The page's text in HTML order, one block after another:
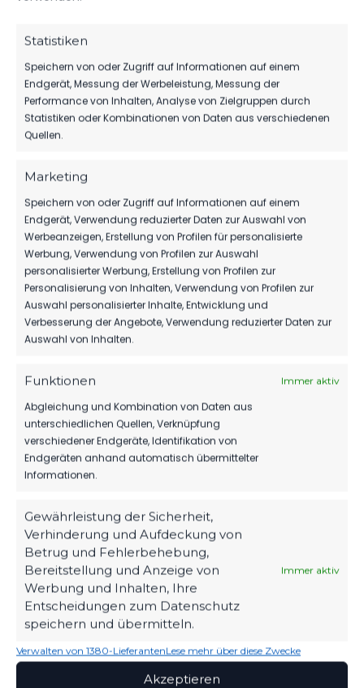
Statistiken
Speichern von oder Zugriff auf Informationen auf einem
Endgerät, Messung der Werbeleistung, Messung der
Performance von Inhalten, Analyse von Zielgruppen durch
Statistiken oder Kombinationen von Daten aus verschiedenen
Quellen.
Marketing
Speichern von oder Zugriff auf Informationen auf einem
Endgerät, Verwendung reduzierter Daten zur Auswahl von
Werbeanzeigen, Erstellung von Profilen für personalisierte
Werbung, Verwendung von Profilen zur Auswahl
personalisierter Werbung, Erstellung von Profilen zur
Personalisierung von Inhalten, Verwendung von Profilen zur
Auswahl personalisierter Inhalte, Entwicklung und
Verbesserung der Angebote, Verwendung reduzierter Daten zur
Auswahl von Inhalten.
Funktionen Immer aktiv
Abgleichung und Kombination von Daten aus
unterschiedlichen Quellen, Verknüpfung
verschiedener Endgeräte, Identifikation von
Endgeräten anhand automatisch übermittelter
Informationen.
Gewährleistung der Sicherheit,
Verhinderung und Aufdeckung von
Betrug und Fehlerbehebung,
Bereitstellung und Anzeige von
Werbung und Inhalten, Ihre
Entscheidungen zum Datenschutz
speichern und übermitteln.
Immer aktiv
Verwalten von 1380-LieferantenLese mehr über diese Zwecke
Akzeptieren
SA.., 25.
MAI 2024
11:00
FSV 63
Luckenwalde
A-Jugend
SO.., 19.
NOV.
2023
14:00
Uhr
RSV
Eintracht
1949
Teltow
vs. FSV 63
Luckenwalde
A-Jugend
1:2
OKT.
10:30
Uhr
Eintracht
1949
Teltow
Brandenburg-
RSV Eintracht 1949 Teltow
vs FSV 63 Luckenwalde A-
Jugend
19. November 2023
Ähnlicher Beitrag
RSV Eintracht 1949 Teltow
vs FSV 63 Luckenwalde A-
Jugend
7. September 2024
Ähnlicher Beitrag
FSV 63 Luckenwalde A-
Jugend vs RSV Eintracht
1949 Teltow
3. Oktober 2023